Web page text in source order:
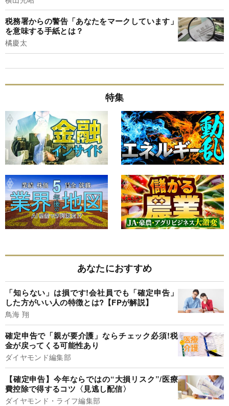
税務署からの警告「あなたをマークしています」
を意味する手紙とは？
橘慶太
特集
あなたにおすすめ
「知らない」は損です!会社員でも「確定申告」
した方がいい人の特徴とは?【FPが解説】
鳥海 翔
確定申告で「親が要介護」ならチェック必須!税
金が戻ってくる可能性あり
ダイヤモンド編集部
【確定申告】今年ならではの“大損リスク”/医療
費控除で得するコツ〈見逃し配信〉
ダイヤモンド・ライフ編集部